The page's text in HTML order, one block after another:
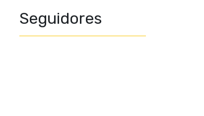
Seguidores